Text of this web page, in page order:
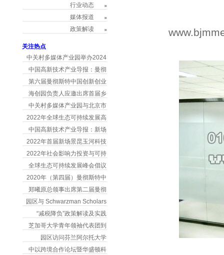
行业动态
媒体报道
政策解读
关注热点
中关村多媒体产业园举办2024
中国高新技术产业导报：曼彻
第六届曼彻斯特中国创新创业
海创园负责人应邀出席首届乡
中关村多媒体产业园与北京市
2022年全球生态可持续发展高
中国高新技术产业导报：新场
2022年首届新场景昆玉河科技
2022年社会影响力投资与可持
全球生态可持续发展峰会倡议
2020年（第四届）曼彻斯特中
郑曦原总领事出席第二届曼彻
园区与 Schwarzman Scholars
“减税降负”政策解读及实践
芝加哥大学青年领袖代表团到
园区访问芬兰阿尔托大学
中以跨境合作论坛暨华盛顿科